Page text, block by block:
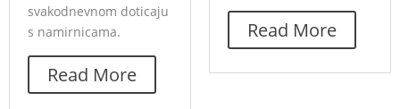
svakodnevnom doticaju
s namirnicama.
Read More
Read More